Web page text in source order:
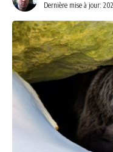
Dernière mise à jour: